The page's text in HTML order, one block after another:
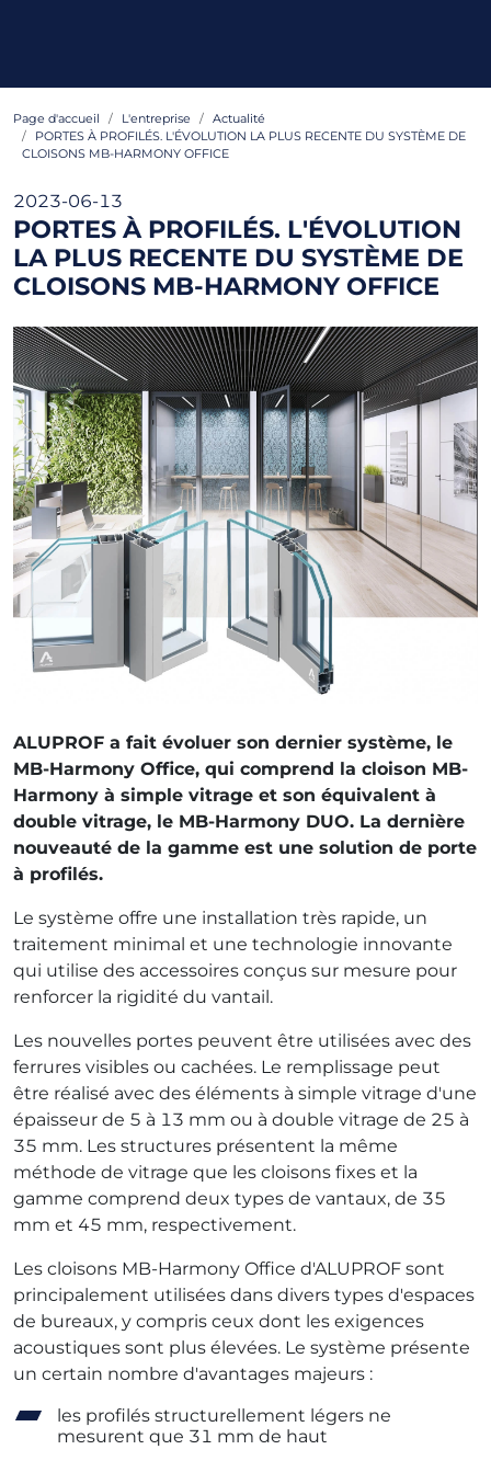
Page d'accueil L'entreprise
Actualité
PORTES À PROFILÉS. L'ÉVOLUTION LA PLUS RECENTE DU SYSTÈME DE
CLOISONS MB-HARMONY OFFICE
2023-06-13
PORTES À PROFILÉS. L'ÉVOLUTION
LA PLUS RECENTE DU SYSTÈME DE
CLOISONS MB-HARMONY OFFICE
ALUPROF a fait évoluer son dernier système, le
MB-Harmony Office, qui comprend la cloison MB-
Harmony à simple vitrage et son équivalent à
double vitrage, le MB-Harmony DUO. La dernière
nouveauté de la gamme est une solution de porte
à profilés.
Le système offre une installation très rapide, un
traitement minimal et une technologie innovante
qui utilise des accessoires conçus sur mesure pour
renforcer la rigidité du vantail.
Les nouvelles portes peuvent être utilisées avec des
ferrures visibles ou cachées. Le remplissage peut
être réalisé avec des éléments à simple vitrage d'une
épaisseur de 5 à 13 mm ou à double vitrage de 25 à
35 mm. Les structures présentent la même
méthode de vitrage que les cloisons fixes et la
gamme comprend deux types de vantaux, de 35
mm et 45 mm, respectivement.
Les cloisons MB-Harmony Office d'ALUPROF sont
principalement utilisées dans divers types d'espaces
de bureaux, y compris ceux dont les exigences
acoustiques sont plus élevées. Le système présente
un certain nombre d'avantages majeurs :
les profilés structurellement légers ne
mesurent que 31 mm de haut